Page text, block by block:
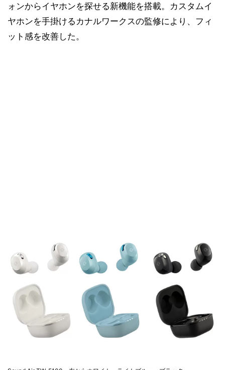
ォンからイヤホンを探せる新機能を搭載。カスタムイ
ヤホンを手掛けるカナルワークスの監修により、フィ
ット感を改善した。